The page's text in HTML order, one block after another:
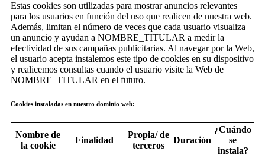
Estas cookies son utilizadas para mostrar anuncios relevantes
para los usuarios en función del uso que realicen de nuestra web.
Además, limitan el número de veces que cada usuario visualiza
un anuncio y ayudan a NOMBRE_TITULAR a medir la
efectividad de sus campañas publicitarias. Al navegar por la Web,
el usuario acepta instalemos este tipo de cookies en su dispositivo
y realicemos consultas cuando el usuario visite la Web de
NOMBRE_TITULAR en el futuro.
Cookies instaladas en nuestro dominio web:
Nombre de
la cookie
Finalidad
Propia/ de
terceros
Duración
¿Cuándo
se
instala?